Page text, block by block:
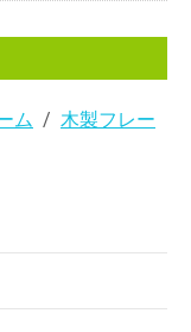
ム
木製フレー